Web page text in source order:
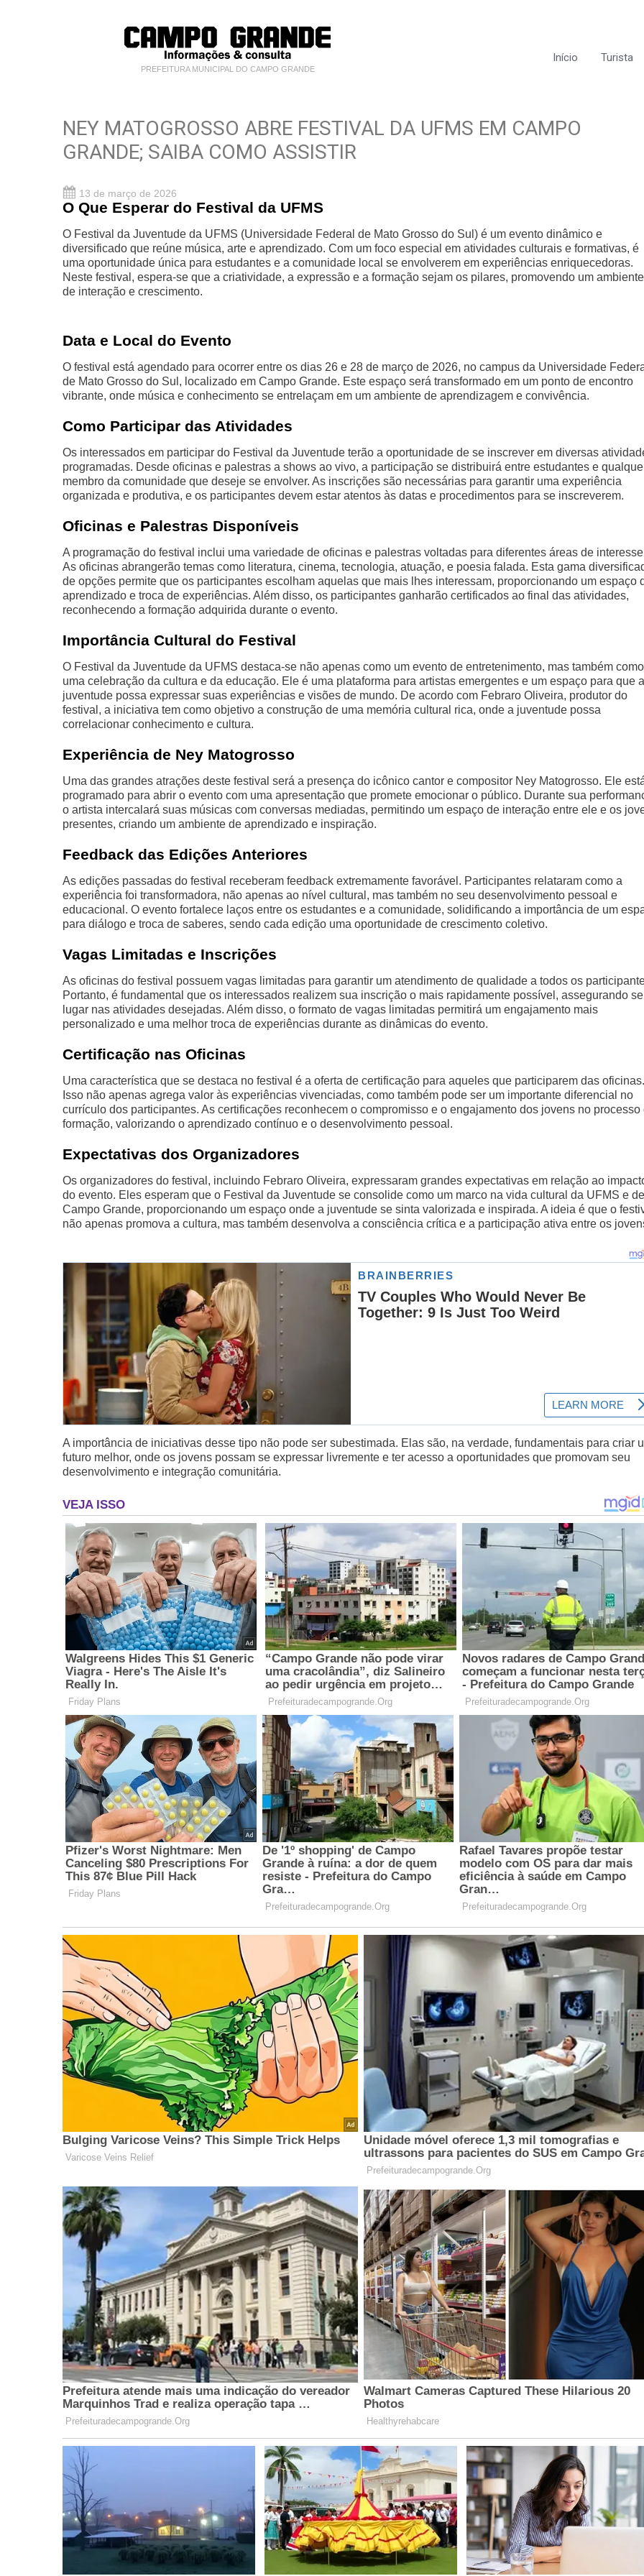
PREFEITURA MUNICIPAL DO CAMPO GRANDE
Início Turista
NEY MATOGROSSO ABRE FESTIVAL DA UFMS EM CAMPO
GRANDE; SAIBA COMO ASSISTIR
13 de março de 2026
O Que Esperar do Festival da UFMS
O Festival da Juventude da UFMS (Universidade Federal de Mato Grosso do Sul) é um evento dinâmico e
diversificado que reúne música, arte e aprendizado. Com um foco especial em atividades culturais e formativas, é
uma oportunidade única para estudantes e a comunidade local se envolverem em experiências enriquecedoras.
Neste festival, espera-se que a criatividade, a expressão e a formação sejam os pilares, promovendo um ambiente
de interação e crescimento.
Data e Local do Evento
O festival está agendado para ocorrer entre os dias 26 e 28 de março de 2026, no campus da Universidade
de Mato Grosso do Sul, localizado em Campo Grande. Este espaço será transformado em um ponto de encontro
vibrante, onde música e conhecimento se entrelaçam em um ambiente de aprendizagem e convivência.
Como Participar das Atividades
Os interessados em participar do Festival da Juventude terão a oportunidade de se inscrever em diversas
programadas. Desde oficinas e palestras a shows ao vivo, a participação se distribuirá entre estudantes e
membro da comunidade que deseje se envolver. As inscrições são necessárias para garantir uma experiência
organizada e produtiva, e os participantes devem estar atentos às datas e procedimentos para se inscreverem.
Oficinas e Palestras Disponíveis
A programação do festival inclui uma variedade de oficinas e palestras voltadas para diferentes áreas de
As oficinas abrangerão temas como literatura, cinema, tecnologia, atuação, e poesia falada. Esta gama
de opções permite que os participantes escolham aquelas que mais lhes interessam, proporcionando um espaço
aprendizado e troca de experiências. Além disso, os participantes ganharão certificados ao final das atividades,
reconhecendo a formação adquirida durante o evento.
Importância Cultural do Festival
O Festival da Juventude da UFMS destaca-se não apenas como um evento de entretenimento, mas também como
uma celebração da cultura e da educação. Ele é uma plataforma para artistas emergentes e um espaço para que a
juventude possa expressar suas experiências e visões de mundo. De acordo com Febraro Oliveira, produtor do
festival, a iniciativa tem como objetivo a construção de uma memória cultural rica, onde a juventude possa
correlacionar conhecimento e cultura.
Experiência de Ney Matogrosso
Uma das grandes atrações deste festival será a presença do icônico cantor e compositor Ney Matogrosso. Ele
programado para abrir o evento com uma apresentação que promete emocionar o público. Durante sua
o artista intercalará suas músicas com conversas mediadas, permitindo um espaço de interação entre ele e os
presentes, criando um ambiente de aprendizado e inspiração.
Feedback das Edições Anteriores
As edições passadas do festival receberam feedback extremamente favorável. Participantes relataram como a
experiência foi transformadora, não apenas ao nível cultural, mas também no seu desenvolvimento pessoal e
educacional. O evento fortalece laços entre os estudantes e a comunidade, solidificando a importância de um
para diálogo e troca de saberes, sendo cada edição uma oportunidade de crescimento coletivo.
Vagas Limitadas e Inscrições
As oficinas do festival possuem vagas limitadas para garantir um atendimento de qualidade a todos os
Portanto, é fundamental que os interessados realizem sua inscrição o mais rapidamente possível, assegurando
lugar nas atividades desejadas. Além disso, o formato de vagas limitadas permitirá um engajamento mais
personalizado e uma melhor troca de experiências durante as dinâmicas do evento.
Certificação nas Oficinas
Uma característica que se destaca no festival é a oferta de certificação para aqueles que participarem das oficinas.
Isso não apenas agrega valor às experiências vivenciadas, como também pode ser um importante diferencial no
currículo dos participantes. As certificações reconhecem o compromisso e o engajamento dos jovens no processo
formação, valorizando o aprendizado contínuo e o desenvolvimento pessoal.
Expectativas dos Organizadores
Os organizadores do festival, incluindo Febraro Oliveira, expressaram grandes expectativas em relação ao
do evento. Eles esperam que o Festival da Juventude se consolide como um marco na vida cultural da UFMS e de
Campo Grande, proporcionando um espaço onde a juventude se sinta valorizada e inspirada. A ideia é que o
não apenas promova a cultura, mas também desenvolva a consciência crítica e a participação ativa entre os
A importância de iniciativas desse tipo não pode ser subestimada. Elas são, na verdade, fundamentais para criar
futuro melhor, onde os jovens possam se expressar livremente e ter acesso a oportunidades que promovam seu
desenvolvimento e integração comunitária.